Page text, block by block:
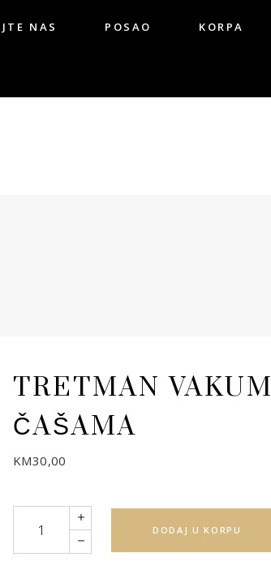
NAS POSAO KORPA
TRETMAN VAKUM
ČAŠAMA
KM30,00
DODAJ U KORPU